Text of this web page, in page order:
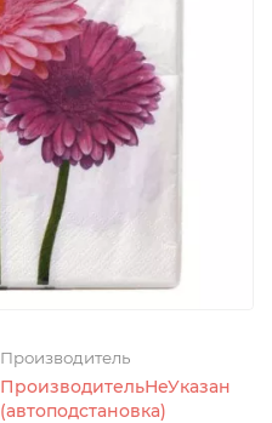
Производитель
ПроизводительНеУказан
(автоподстановка)